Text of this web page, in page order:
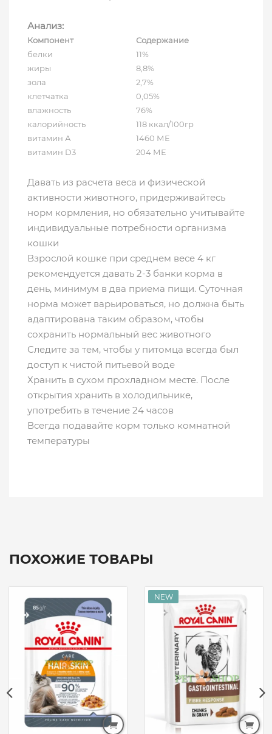
Анализ:
Компонент
Содержание
белки
11%
жиры
8,8%
зола
2,7%
клетчатка
0,05%
влажность
76%
калорийность
118 ккал/100гр
витамин А
1460 МЕ
витамин D3
204 МЕ
Давать из расчета веса и физической
активности животного, придерживайтесь
норм кормления, но обязательно учитывайте
индивидуальные потребности организма
кошки
Взрослой кошке при среднем весе 4 кг
рекомендуется давать 2-3 банки корма в
день, минимум в два приема пищи. Суточная
норма может варьироваться, но должна быть
адаптирована таким образом, чтобы
сохранить нормальный вес животного
Следите за тем, чтобы у питомца всегда был
доступ к чистой питьевой воде
Хранить в сухом прохладном месте. После
открытия хранить в холодильнике,
употребить в течение 24 часов
Всегда подавайте корм только комнатной
температуры
ПОХОЖИЕ ТОВАРЫ